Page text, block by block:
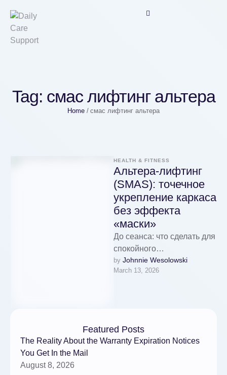
Tag: смас лифтинг альтера
Home / смас лифтинг альтера
HEALTH & FITNESS
Альтера‑лифтинг
(SMAS): точечное
укрепление каркаса
без эффекта
«маски»
До сеанса: что сделать для
спокойного
маршрутаСформулируйте
задачи простыми словами:
by Johnnie Wesolowski
March 13, 2026
Featured Posts
The Reality About the Warranty Expiration Notices
You Get In the Mail
August 8, 2026